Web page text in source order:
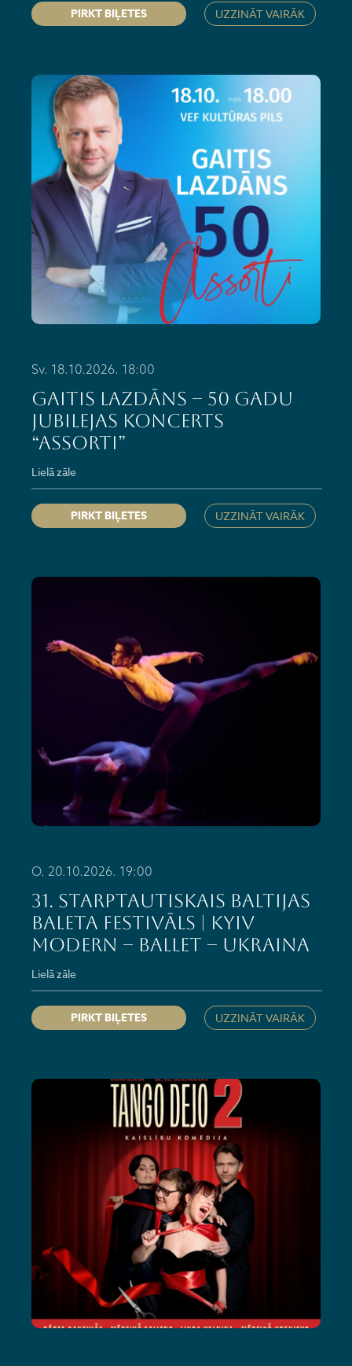
PIRKT BIĻETES UZZINĀT VAIRĀK
Sv. 18.10.2026. 18:00
GAITIS LAZDĀNS – 50 gadu
jubilejas koncerts
“Assorti”
Lielā zāle
PIRKT BIĻETES UZZINĀT VAIRĀK
O. 20.10.2026. 19:00
31. Starptautiskais Baltijas
baleta festivāls | Kyiv
Modern – Ballet – Ukraina
Lielā zāle
PIRKT BIĻETES UZZINĀT VAIRĀK